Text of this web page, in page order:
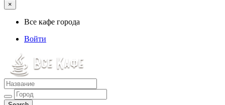
×
Все кафе города
Войти
Все кафе города
Каталог хороших кафе